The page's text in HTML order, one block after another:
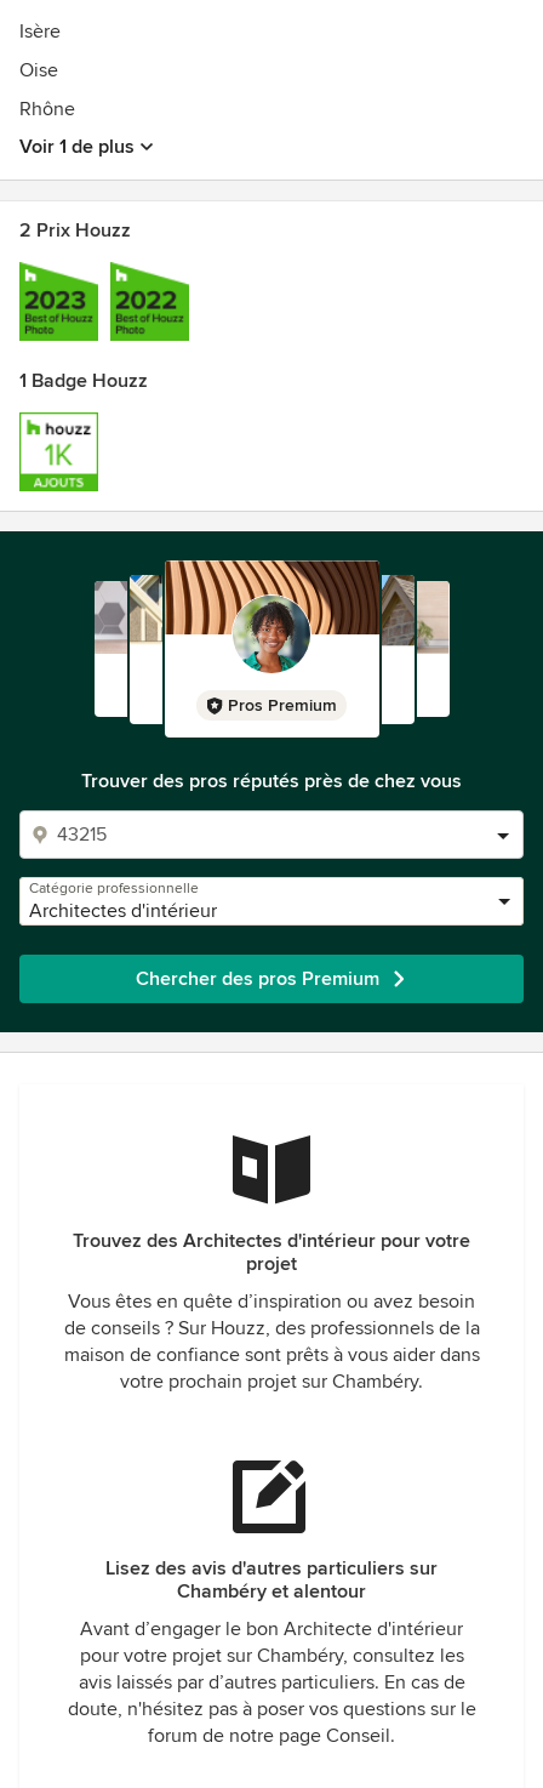
Isère
Oise
Rhône
Voir 1 de plus
2 Prix Houzz
1 Badge Houzz
Pros Premium
Trouver des pros réputés près de chez vous
Catégorie professionnelle
Architectes d'intérieur
Chercher des pros Premium
Trouvez des Architectes d'intérieur pour votre
projet
Vous êtes en quête d’inspiration ou avez besoin
de conseils ? Sur Houzz, des professionnels de la
maison de confiance sont prêts à vous aider dans
votre prochain projet sur Chambéry.
Lisez des avis d'autres particuliers sur
Chambéry et alentour
Avant d’engager le bon Architecte d'intérieur
pour votre projet sur Chambéry, consultez les
avis laissés par d’autres particuliers. En cas de
doute, n'hésitez pas à poser vos questions sur le
forum de notre page Conseil.